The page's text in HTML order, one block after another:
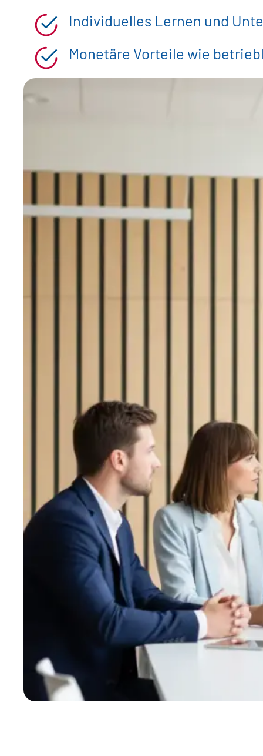
Individuelles Lernen und
Monetäre Vorteile wie